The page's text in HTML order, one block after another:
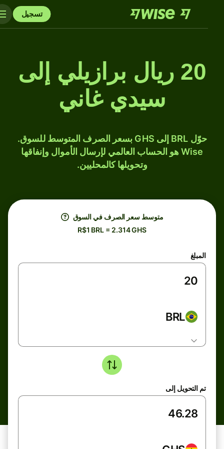
تسجيل
20 ريال برازيلي إلى
سيدي غاني
حوّل BRL إلى GHS بسعر الصرف المتوسط للسوق.
Wise هو الحساب العالمي لإرسال الأموال وإنفاقها
وتحويلها كالمحليين.
متوسط ​​سعر الصرف في السوق
R$1 BRL = 2.314 GHS
المبلغ
BRL
تم التحويل إلى